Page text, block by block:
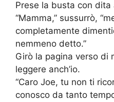
Prese la busta con dita
“Mamma,” sussurrò,
completamente
nemmeno detto.”
Girò la pagina verso di
leggere anch’io.
“Caro Joe, tu non ti
conosco da tanto